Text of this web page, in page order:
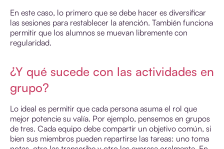
En este caso, lo primero que se debe hacer es diversificar
las sesiones para restablecer la atención. También funciona
permitir que los alumnos se muevan libremente con
regularidad.
¿Y qué sucede con las actividades en
grupo?
Lo ideal es permitir que cada persona asuma el rol que
mejor potencie su valía. Por ejemplo, pensemos en grupos
de tres. Cada equipo debe compartir un objetivo común, si
bien sus miembros pueden repartirse las tareas: uno toma